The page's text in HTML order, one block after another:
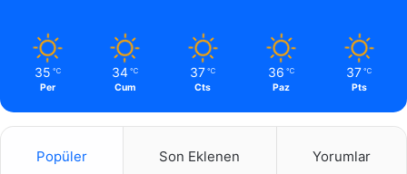
35 ℃
Per
34 ℃
Cum
37 ℃
Cts
36 ℃
Paz
37 ℃
Pts
Popüler Son Eklenen Yorumlar